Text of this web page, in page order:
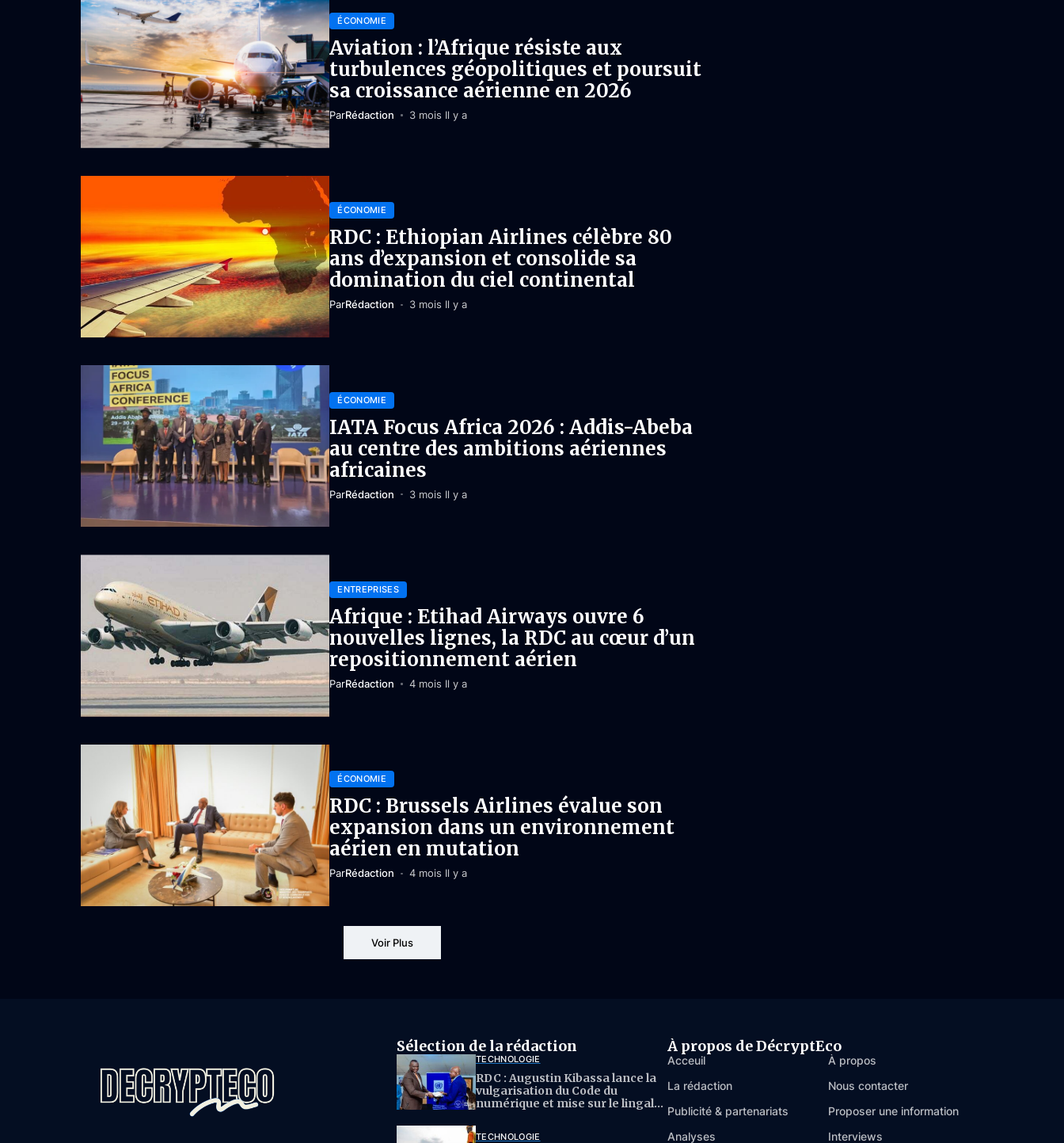
ÉCONOMIE
Aviation : l’Afrique résiste aux
turbulences géopolitiques et poursuit
sa croissance aérienne en 2026
ParRédaction 3 mois Il y a
ÉCONOMIE
RDC : Ethiopian Airlines célèbre 80
ans d’expansion et consolide sa
domination du ciel continental
ParRédaction 3 mois Il y a
ÉCONOMIE
IATA Focus Africa 2026 : Addis-Abeba
au centre des ambitions aériennes
africaines
ParRédaction 3 mois Il y a
ENTREPRISES
Afrique : Etihad Airways ouvre 6
nouvelles lignes, la RDC au cœur d’un
repositionnement aérien
ParRédaction 4 mois Il y a
ÉCONOMIE
RDC : Brussels Airlines évalue son
expansion dans un environnement
aérien en mutation
ParRédaction 4 mois Il y a
Voir Plus
Sélection de la rédaction
TECHNOLOGIE
RDC : Augustin Kibassa lance la
vulgarisation du Code du
numérique et mise sur le lingala
TECHNOLOGIE
À propos de DécryptEco
Acceuil
À propos
La rédaction
Nous contacter
Publicité & partenariats
Proposer une information
Analyses
Interviews